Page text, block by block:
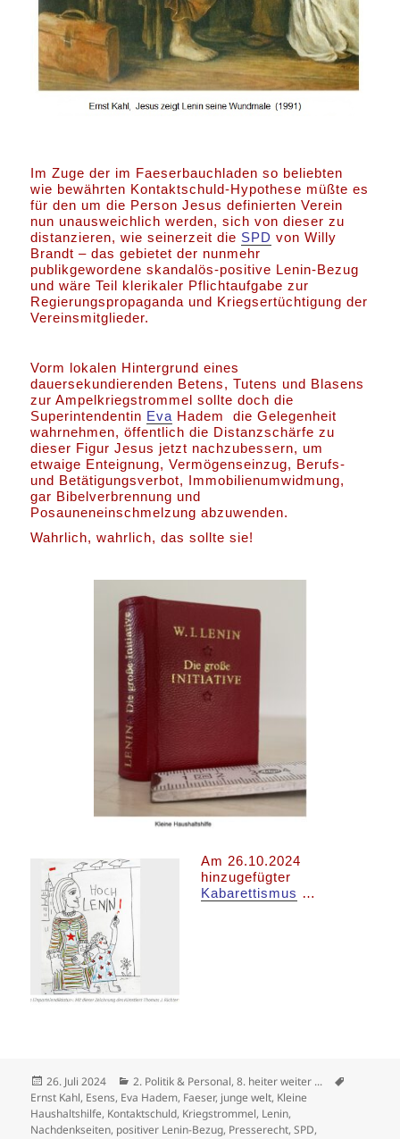
Im Zuge der im Faeserbauchladen so beliebten
wie bewährten Kontaktschuld-Hypothese müßte es
für den um die Person Jesus definierten Verein
nun unausweichlich werden, sich von dieser zu
distanzieren, wie seinerzeit die SPD von Willy
Brandt – das gebietet der nunmehr
publikgewordene skandalös-positive Lenin-Bezug
und wäre Teil klerikaler Pflichtaufgabe zur
Regierungspropaganda und Kriegsertüchtigung der
Vereinsmitglieder.
Vorm lokalen Hintergrund eines
dauersekundierenden Betens, Tutens und Blasens
zur Ampelkriegstrommel sollte doch die
Superintendentin Eva Hadem die Gelegenheit
wahrnehmen, öffentlich die Distanzschärfe zu
dieser Figur Jesus jetzt nachzubessern, um
etwaige Enteignung, Vermögenseinzug, Berufs-
und Betätigungsverbot, Immobilienumwidmung,
gar Bibelverbrennung und
Posauneneinschmelzung abzuwenden.
Wahrlich, wahrlich, das sollte sie!
Am 26.10.2024
hinzugefügter
Kabarettismus …
Veröffentlicht
am
26. Juli 2024 Kategorien
2. Politik & Personal,8. heiter weiter ...
Ernst Kahl, Esens, Eva Hadem, Faeser, junge welt, Kleine
Haushaltshilfe, Kontaktschuld, Kriegstrommel, Lenin,
Nachdenkseiten, positiver Lenin-Bezug, Presserecht,SPD,